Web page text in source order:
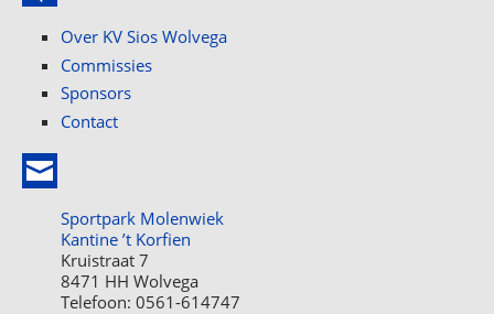
Over KV Sios Wolvega
Commissies
Sponsors
Contact
Sportpark Molenwiek
Kantine ’t Korfien
Kruistraat 7
8471 HH Wolvega
Telefoon: 0561-614747